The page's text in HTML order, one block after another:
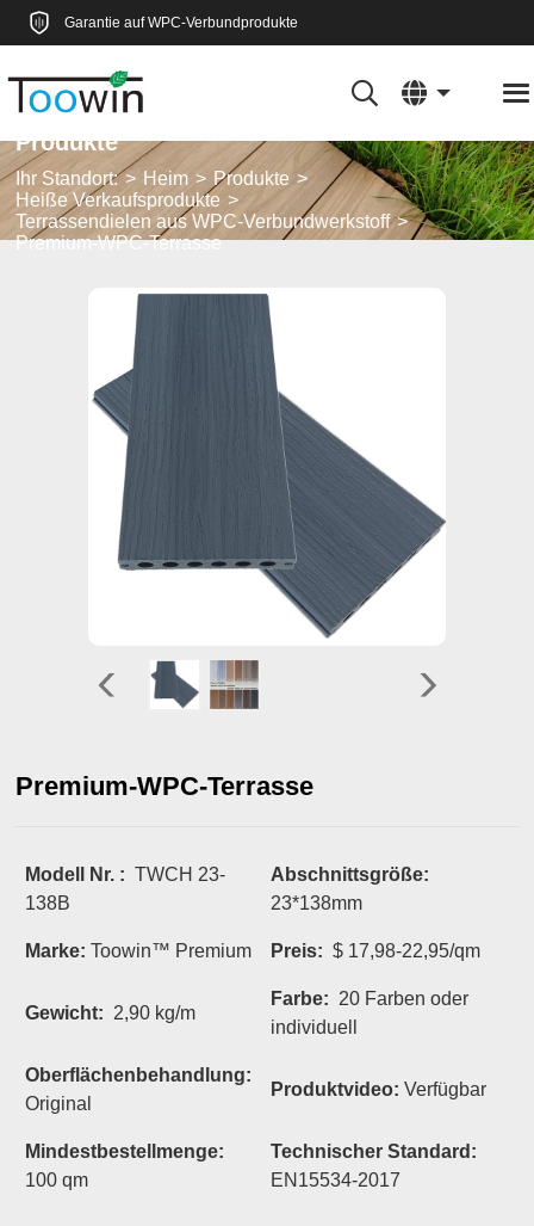
Garantie auf WPC-Verbundprodukte
Produkte
Ihr Standort: Heim
Produkte
Heiße Verkaufsprodukte
Terrassendielen aus WPC-Verbundwerkstoff
Premium-WPC-Terrasse
Premium-WPC-Terrasse
Modell Nr. :TWCH 23-
138B
Abschnittsgröße:
23*138mm
Marke:Toowin™ Premium Preis:$ 17,98-22,95/qm
Gewicht: 2,90 kg/m
Farbe:20 Farben oder
individuell
Oberflächenbehandlung:
Original
Produktvideo:Verfügbar
Mindestbestellmenge:
100 qm
Technischer Standard:
EN15534-2017